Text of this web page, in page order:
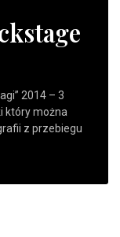
2014 – 3
który można
z przebiegu